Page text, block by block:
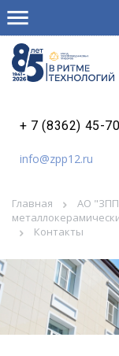
+ 7 (8362) 45-
info@zpp12.ru
Главная
АО
Контакты